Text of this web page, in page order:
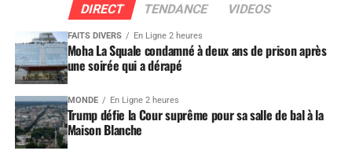
DIRECT TENDANCE VIDEOS
FAITS DIVERS En Ligne 2 heures
Moha La Squale condamné à deux ans de prison après
une soirée qui a dérapé
MONDE En Ligne 2 heures
Trump défie la Cour suprême pour sa salle de bal à la
Maison Blanche